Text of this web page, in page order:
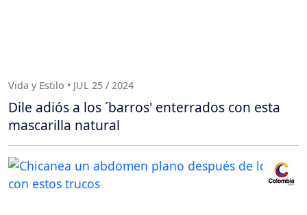
Vida y Estilo • JUL 25 / 2024
Dile adiós a los ´barros' enterrados con esta
mascarilla natural